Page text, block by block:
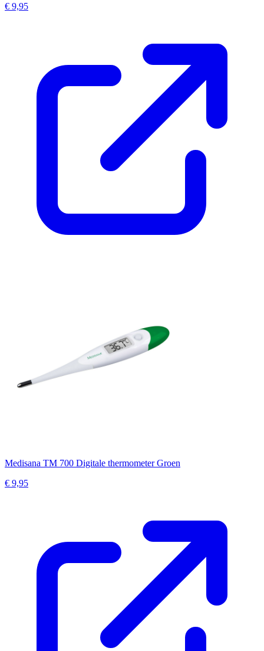
€ 9,95
Medisana TM 700 Digitale thermometer Groen
€ 9,95